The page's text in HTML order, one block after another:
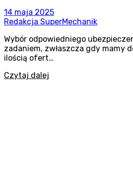
14 maja 2025
Redakcja SuperMechanik
Wybór odpowiedniego
zadaniem, zwłaszcza gdy mamy
ilością ofert…
Czytaj dalej